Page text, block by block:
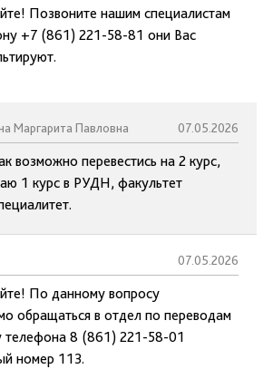
Позвоните нашим специалистам
+7 (861) 221-58-81 они Вас
Маргарита Павловна 07.05.2026
возможно перевестись на 2 курс,
1 курс в РУДН, факультет
07.05.2026
По данному вопросу
обращаться в отдел по переводам
телефона 8 (861) 221-58-01
номер 113.